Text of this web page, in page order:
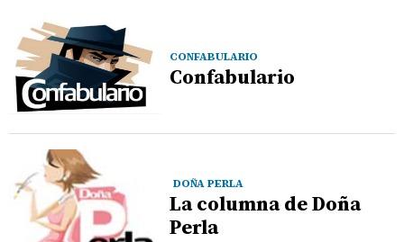
CONFABULARIO
Confabulario
DOÑA PERLA
La columna de Doña
Perla